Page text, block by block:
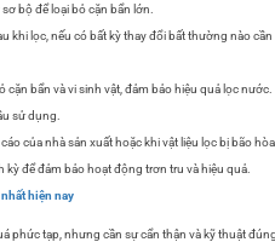
bộ để loại bỏ cặn bẩn lớn.
khi lọc, nếu có bất kỳ thay đổi bất thường nào cần
cặn bẩn và vi sinh vật, đảm bảo hiệu quả lọc nước.
sử dụng.
của nhà sản xuất hoặc khi vật liệu lọc bị bão
để đảm bảo hoạt động trơn tru và hiệu quả.
hiện nay
phức tạp, nhưng cần sự cẩn thận và kỹ thuật